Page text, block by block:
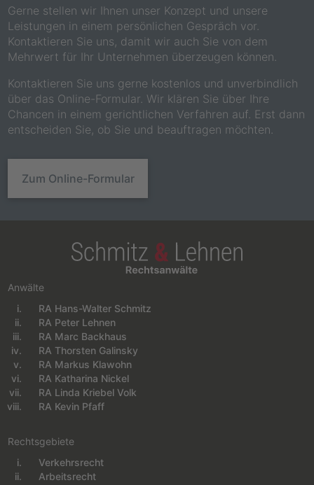
Gerne stellen wir Ihnen unser Konzept und unsere
Leistungen in einem persönlichen Gespräch vor.
Kontaktieren Sie uns, damit wir auch Sie von dem
Mehrwert für Ihr Unternehmen überzeugen können.
Kontaktieren Sie uns gerne kostenlos und unverbindlich
über das Online-Formular. Wir klären Sie über Ihre
Chancen in einem gerichtlichen Verfahren auf. Erst dann
entscheiden Sie, ob Sie und beauftragen möchten.
Zum Online-Formular
Anwälte
Navigation überspringen
RA Hans-Walter Schmitz
RA Peter Lehnen
RA Marc Backhaus
RA Thorsten Galinsky
RA Markus Klawohn
RA Katharina Nickel
RA Linda Kriebel Volk
RA Kevin Pfaff
Rechtsgebiete
Navigation überspringen
Verkehrsrecht
Arbeitsrecht